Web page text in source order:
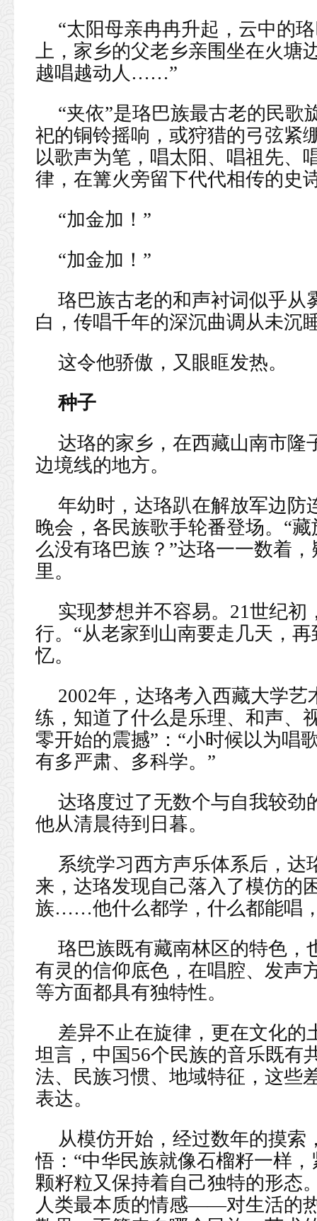
“太阳母亲冉冉升起，云中的
上，家乡的父老乡亲围坐在火塘
越唱越动人……”
“夹依”是珞巴族最古老的民歌
祀的铜铃摇响，或狩猎的弓弦紧
以歌声为笔，唱太阳、唱祖先、
律，在篝火旁留下代代相传的史
“加金加！”
“加金加！”
珞巴族古老的和声衬词似乎从
白，传唱千年的深沉曲调从未沉
这令他骄傲，又眼眶发热。
种子
达珞的家乡，在西藏山南市隆
边境线的地方。
年幼时，达珞趴在解放军边防
晚会，各民族歌手轮番登场。“
么没有珞巴族？”达珞一一数着
里。
实现梦想并不容易。21世纪
行。“从老家到山南要走几天，
忆。
2002年，达珞考入西藏大学
练，知道了什么是乐理、和声、
零开始的震撼”：“小时候以为唱
有多严肃、多科学。”
达珞度过了无数个与自我较劲
他从清晨待到日暮。
系统学习西方声乐体系后，达
来，达珞发现自己落入了模仿
族……他什么都学，什么都能唱
珞巴族既有藏南林区的特色，
有灵的信仰底色，在唱腔、发声
等方面都具有独特性。
差异不止在旋律，更在文化的
坦言，中国56个民族的音乐既有
法、民族习惯、地域特征，这些
表达。
从模仿开始，经过数年的摸索
悟：“中华民族就像石榴籽一样
颗籽粒又保持着自己独特的形态
人类最本质的情感——对生活的